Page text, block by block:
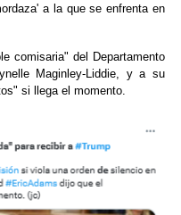
a la que se enfrenta en
comisaria" del Departamento
Maginley-Liddie, y a su
si llega el momento.